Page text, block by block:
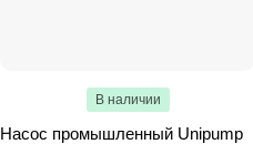
В наличии
Насос промышленный Unipump